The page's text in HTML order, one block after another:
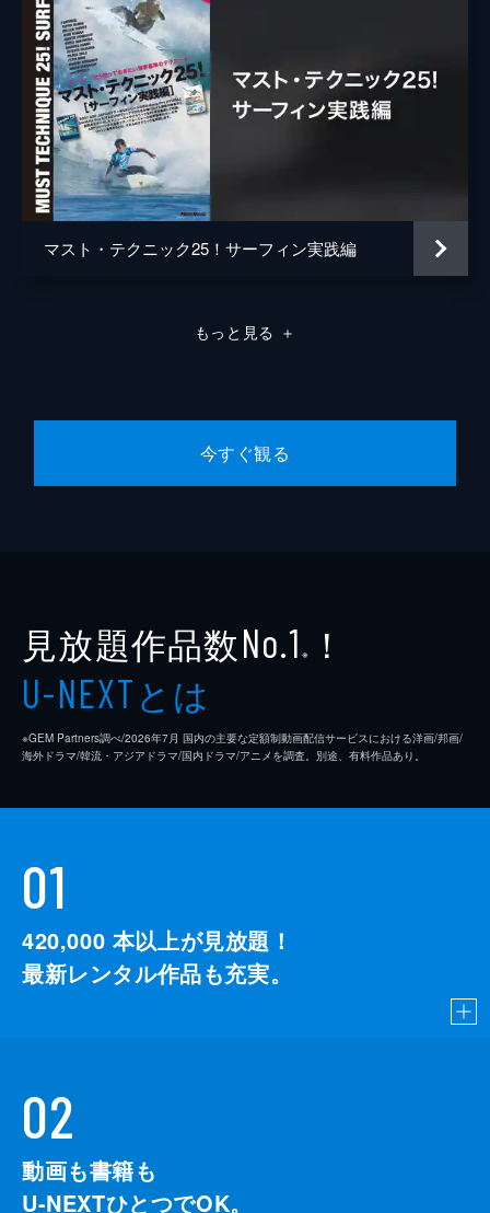
マスト・テクニック25！サーフィン実践編
もっと見る ＋
今すぐ観る
見放題作品数No.1 ※ ！
U-NEXTとは
※GEM Partners調べ/2026年7⽉ 国内の主要な定額制動画配信サービスにおける洋画/邦画/
海外ドラマ/韓流・アジアドラマ/国内ドラマ/アニメを調査。別途、有料作品あり。
01
420,000 本以上が見放題！
最新レンタル作品も充実。
02
動画も書籍も
U-NEXTひとつでOK。